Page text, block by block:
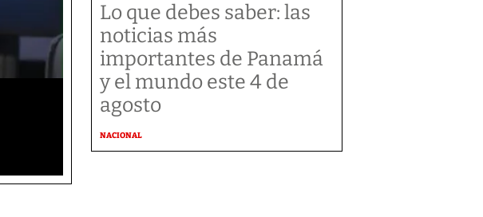
Lo que debes saber: las
noticias más
importantes de Panamá
y el mundo este 4 de
agosto
NACIONAL